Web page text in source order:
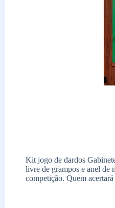
Kit jogo de dardos
livre de grampos e anel de
competição. Quem